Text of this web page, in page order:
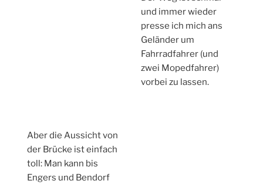
und immer wieder
presse ich mich ans
Geländer um
Fahrradfahrer (und
zwei Mopedfahrer)
vorbei zu lassen.
Aber die Aussicht von
der Brücke ist einfach
toll: Man kann bis
Engers und Bendorf